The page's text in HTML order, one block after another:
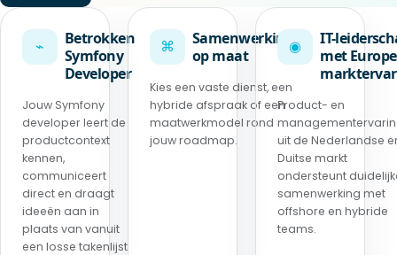
⌁
Betrokken
Symfony
Developer
Jouw Symfony
developer leert de
productcontext
kennen,
communiceert
direct en draagt
ideeën aan in
plaats van vanuit
een losse takenlijst
⌘
Samenwerking
op maat
Kies een vaste dienst, een
hybride afspraak of een
maatwerkmodel rond
jouw roadmap.
◉
IT-
met
Product- en
uit de Nederlandse
Duitse markt
ondersteunt
samenwerking met
offshore en hybride
teams.